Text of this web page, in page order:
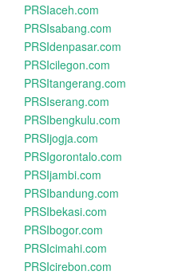
PRSIaceh.com
PRSIsabang.com
PRSIdenpasar.com
PRSIcilegon.com
PRSItangerang.com
PRSIserang.com
PRSIbengkulu.com
PRSIjogja.com
PRSIgorontalo.com
PRSIjambi.com
PRSIbandung.com
PRSIbekasi.com
PRSIbogor.com
PRSIcimahi.com
PRSIcirebon.com